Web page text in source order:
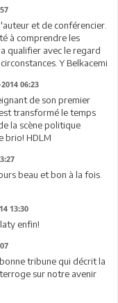
et de conférencier.
à comprendre les
qualifier avec le regard
Y Belkacemi
06:23
de son premier
transformé le temps
la scène politique
brio! HDLM
beau et bon à la fois.
13:30
enfin!
tribune qui décrit la
sur notre avenir